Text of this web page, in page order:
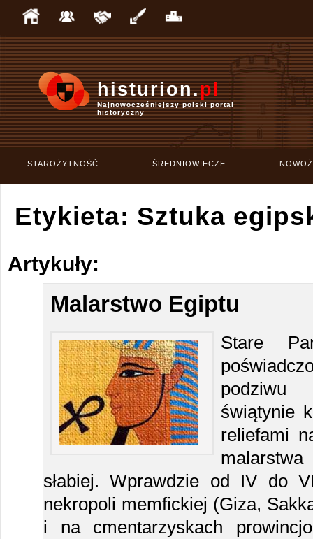
histurion.pl
Najnowocześniejszy polski portal
historyczny
STAROŻYTNOŚĆ ŚREDNIOWIECZE
Etykieta: Sztuka
Artykuły:
Malarstwo Egiptu
Stare
podziwu
świątynie
reliefami
słabiej. Wprawdzie od IV do
nekropoli memfickiej (Giza,
i na cmentarzyskach